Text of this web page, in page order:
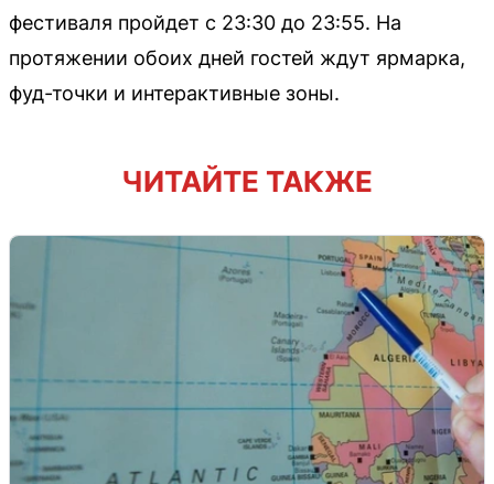
фестиваля пройдет с 23:30 до 23:55. На
протяжении обоих дней гостей ждут ярмарка,
фуд-точки и интерактивные зоны.
ЧИТАЙТЕ ТАКЖЕ